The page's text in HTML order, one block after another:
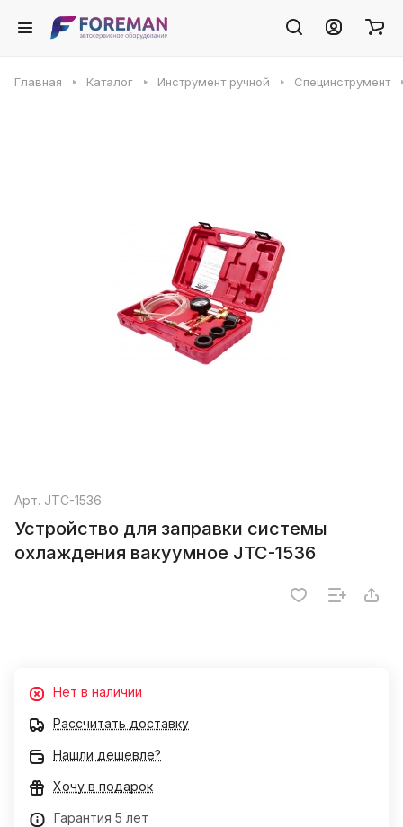
Главная Каталог Инструмент ручной Специнструмент
Арт. JTC-1536
Устройство для заправки системы
охлаждения вакуумное JTC-1536
Нет в наличии
Рассчитать доставку
Нашли дешевле?
Хочу в подарок
Гарантия 5 лет